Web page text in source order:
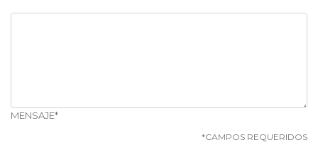
MENSAJE*
*CAMPOS REQUERIDOS